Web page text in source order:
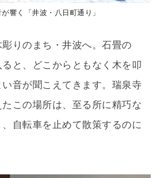
響く「井波・八日町通り」
りのまち・井波へ。石畳の
ると、どこからともなく木を叩
音が聞こえてきます。瑞泉寺
この場所は、至る所に精巧な
自転車を止めて散策するのに